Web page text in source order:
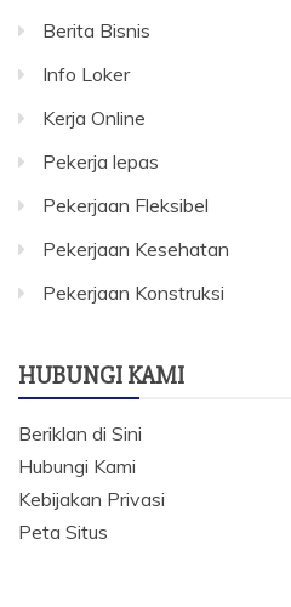
Berita Bisnis
Info Loker
Kerja Online
Pekerja lepas
Pekerjaan Fleksibel
Pekerjaan Kesehatan
Pekerjaan Konstruksi
HUBUNGI KAMI
Beriklan di Sini
Hubungi Kami
Kebijakan Privasi
Peta Situs